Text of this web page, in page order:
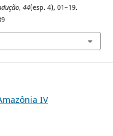
, 44(esp. 4), 01–19.
IV